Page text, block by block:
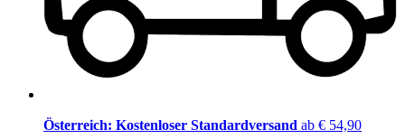
Österreich: Kostenloser Standardversand ab € 54,90